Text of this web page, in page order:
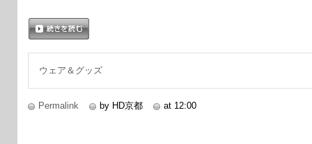
ウェア＆グッズ
Permalink by HD京都 at 12:00